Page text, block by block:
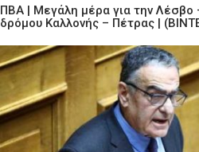
ΠΒΑ | Μεγάλη μέρα για την Λέσβο
δρόμου Καλλονής – Πέτρας |